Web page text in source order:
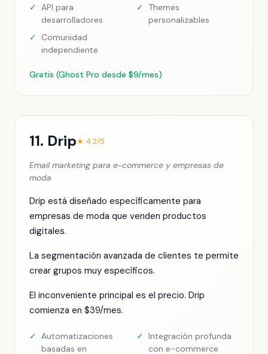
✓ API para
desarrolladores
✓
Themes
personalizables
✓
Comunidad
independiente
Gratis (Ghost Pro desde $9/mes)
11. Drip★ 4.2/5
Email marketing para e-commerce y empresas de
moda
Drip está diseñado específicamente para
empresas de moda que venden productos
digitales.
La segmentación avanzada de clientes te permite
crear grupos muy específicos.
El inconveniente principal es el precio. Drip
comienza en $39/mes.
✓ Automatizaciones
basadas en
✓ Integración profunda
con e-commerce